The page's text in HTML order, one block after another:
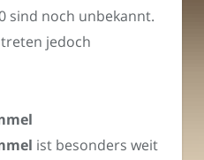
sind noch unbekannt.
treten jedoch
ist besonders weit